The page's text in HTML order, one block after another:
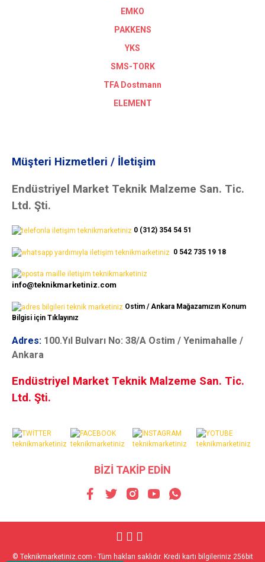
EMKO
PAKKENS
YKS
SMS-TORK
TFA Dostmann
ELEMENT
Müşteri Hizmetleri / İletişim
Endüstriyel Market Teknik Malzeme San. Tic.
Ltd. Şti.
0 (312) 354 54 51
0 542 735 19 18
info@teknikmarketiniz.com
Ostim / Ankara Mağazamızın Konum
Bilgisi için Tıklayınız
Adres: 100.Yıl Bulvarı No: 38/A Ostim / Yenimahalle /
Ankara
Endüstriyel Market Teknik Malzeme San. Tic.
Ltd. Şti.
BİZİ TAKİP EDİN
© Teknikmarketiniz.com - Tüm hakları saklıdır. Kredi kartı bilgileriniz 256bit